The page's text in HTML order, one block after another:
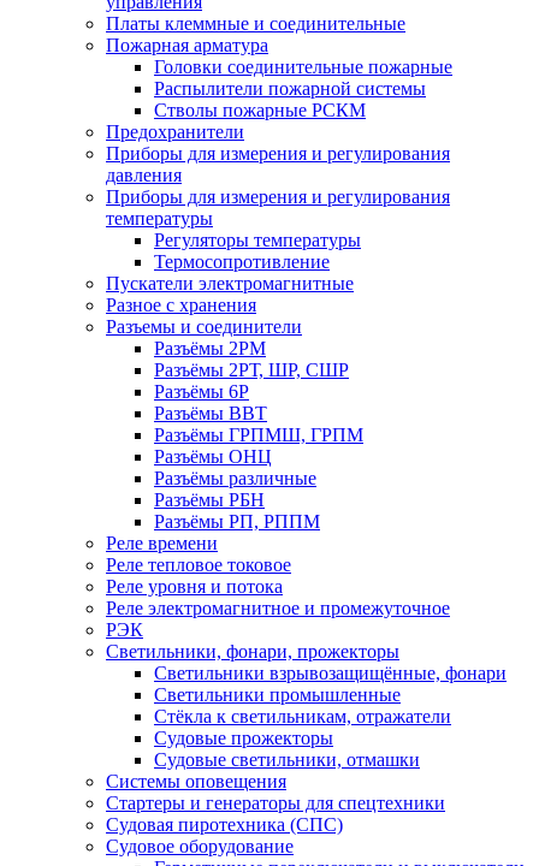
Платы клеммные и соединительные
Пожарная арматура
Головки соединительные пожарные
Распылители пожарной системы
Стволы пожарные РСКМ
Предохранители
Приборы для измерения и регулирования
давления
Приборы для измерения и регулирования
температуры
Регуляторы температуры
Термосопротивление
Пускатели электромагнитные
Разное с хранения
Разъемы и соединители
Разъёмы 2РМ
Разъёмы 2РТ, ШР, СШР
Разъёмы 6Р
Разъёмы ВВТ
Разъёмы ГРПМШ, ГРПМ
Разъёмы ОНЦ
Разъёмы различные
Разъёмы РБН
Разъёмы РП, РППМ
Реле времени
Реле тепловое токовое
Реле уровня и потока
Реле электромагнитное и промежуточное
РЭК
Светильники, фонари, прожекторы
Светильники взрывозащищённые, фонари
Светильники промышленные
Стёкла к светильникам, отражатели
Судовые прожекторы
Судовые светильники, отмашки
Системы оповещения
Стартеры и генераторы для спецтехники
Судовая пиротехника (СПС)
Судовое оборудование